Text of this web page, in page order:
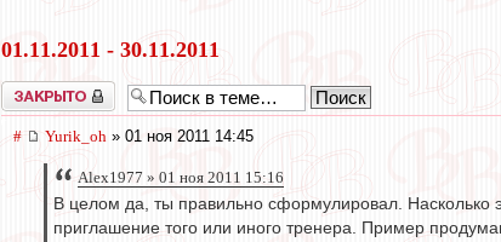
01.11.2011 - 30.11.2011
Закрыто
# Yurik_oh » 01 ноя 2011 14:45
Alex1977 » 01 ноя 2011 15:16
В целом да, ты правильно сформулировал. Насколько
приглашение того или иного тренера. Пример